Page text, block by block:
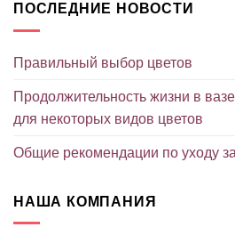
ПОСЛЕДНИЕ НОВОСТИ
Правильный выбор цветов
Продолжительность жизни в
для некоторых видов цветов
Общие рекомендации по уходу
НАША КОМПАНИЯ